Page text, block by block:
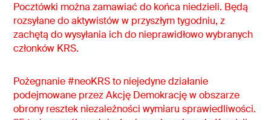
Pocztówki można zamawiać do końca niedzieli. Będą
rozsyłane do aktywistów w przyszłym tygodniu, z
zachętą do wysyłania ich do nieprawidłowo wybranych
członków KRS.
Pożegnanie #neoKRS to niejedyne działanie
podejmowane przez Akcję Demokrację w obszarze
obrony resztek niezależności wymiaru sprawiedliwości.